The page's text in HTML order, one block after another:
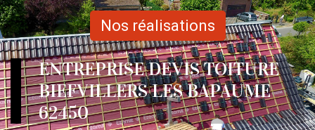
Nos réalisations
ENTREPRISE DEVIS TOITURE
BIEFVILLERS LES BAPAUME
62450